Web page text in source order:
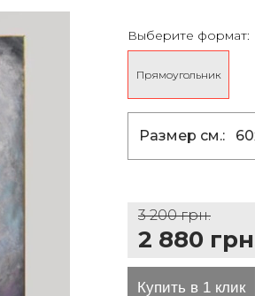
Выберите формат:
Прямоугольник
Размер см.:
3 200 грн.
2 880
проезда